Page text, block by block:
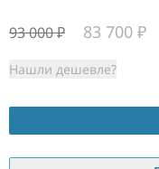
93 000₽ 83 700 ₽
Нашли дешевле?